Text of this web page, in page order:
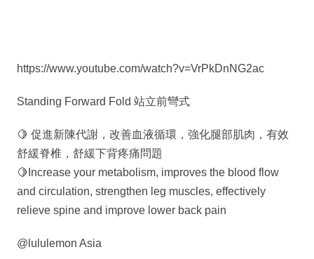
https://www.youtube.com/watch?v=VrPkDnNG2ac
Standing Forward Fold 站立前彎式
🍋 促進新陳代謝，改善血液循環，強化腿部肌肉，有效
舒緩脊椎，舒緩下背疼痛問題
🍋Increase your metabolism, improves the blood flow
and circulation, strengthen leg muscles, effectively
relieve spine and improve lower back pain
@lululemon Asia